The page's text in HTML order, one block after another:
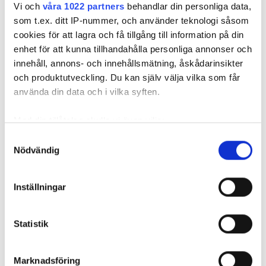
Vi och våra 1022 partners behandlar din personliga data,
som t.ex. ditt IP-nummer, och använder teknologi såsom
cookies för att lagra och få tillgång till information på din
enhet för att kunna tillhandahålla personliga annonser och
innehåll, annons- och innehållsmätning, åskådarinsikter
och produktutveckling. Du kan själv välja vilka som får
använda din data och i vilka syften.
Med din tillåtelse skulle vi även vilja:
som kan ha en noggrannhet på upp till flera meter
Ta reda på mer om hur dina personliga uppgifter
Du kan ändra eller dra tillbaka ditt samtycke när som
Nödvändig
Inställningar
Statistik
Marknadsföring
upphandlingen utifrån genomförandeplan och pris.
I NOVEMBER PÅBÖRJAS INSTALLATIONEN, för att vara
klar för slutbesiktning i november 2020.
Projektet är den avslutande etappen i Linköpings
framtida Universitetssjukhus.
Nyhetsbrev
och bevakningar rakt ner i inkorgen